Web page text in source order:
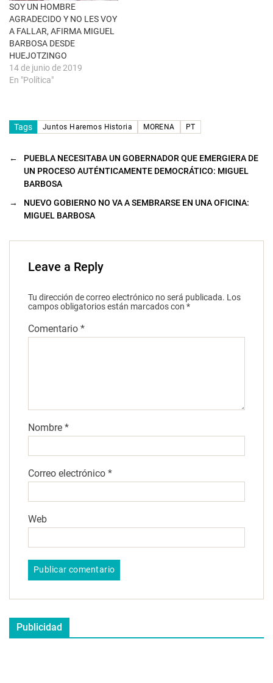
n
a
n
u
e
v
a
)
SOY UN HOMBRE
AGRADECIDO Y NO LES VOY
A FALLAR, AFIRMA MIGUEL
BARBOSA DESDE
HUEJOTZINGO
14 de junio de 2019
En "Política"
Tags Juntos Haremos Historia MORENA PT
←
PUEBLA NECESITABA UN GOBERNADOR QUE EMERGIERA DE
UN PROCESO AUTÉNTICAMENTE DEMOCRÁTICO: MIGUEL
BARBOSA
→
NUEVO GOBIERNO NO VA A SEMBRARSE EN UNA OFICINA:
MIGUEL BARBOSA
Leave a Reply
Tu dirección de correo electrónico no será publicada. Los
campos obligatorios están marcados con *
Comentario *
Nombre *
Correo electrónico *
Web
Publicidad